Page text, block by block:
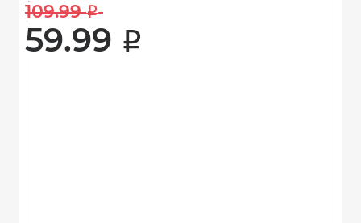
109.99 i
59.99 i